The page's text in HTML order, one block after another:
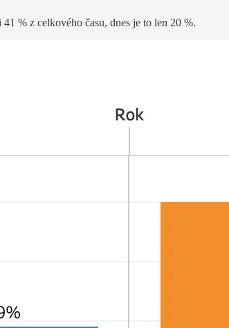
% z celkového času, dnes je to len 20 %.